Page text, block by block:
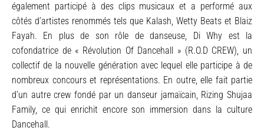
également participé à des clips musicaux et a performé aux
côtés d’artistes renommés tels que Kalash, Wetty Beats et Blaiz
Fayah. En plus de son rôle de danseuse, Di Why est la
cofondatrice de « Révolution Of Dancehall » (R.O.D CREW), un
collectif de la nouvelle génération avec lequel elle participe à de
nombreux concours et représentations. En outre, elle fait partie
d’un autre crew fondé par un danseur jamaïcain, Rizing Shujaa
Family, ce qui enrichit encore son immersion dans la culture
Dancehall.